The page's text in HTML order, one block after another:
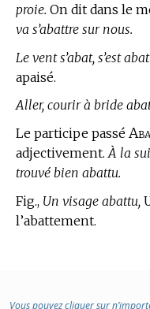
proie. On dit dans le
va s’abattre sur nous.
Le vent s’abat, s’est
apaisé.
Aller, courir à bride
Le participe passé
adjectivement. À la
trouvé bien abattu.
Fig., Un visage abattu,
l’abattement.
Vous pouvez cliquer sur